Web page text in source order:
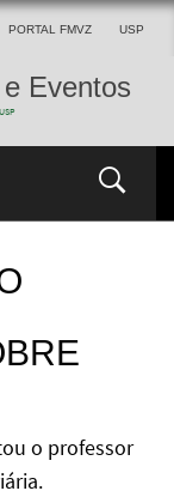
PORTAL FMVZ USP
Eventos
o professor